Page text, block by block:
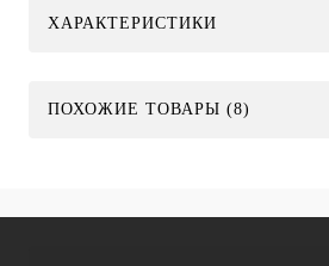
ХАРАКТЕРИСТИКИ
ПОХОЖИЕ ТОВАРЫ (8)